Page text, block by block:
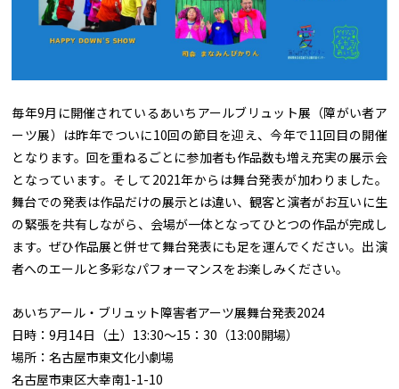
毎年9月に開催されているあいちアールブリュット展（障がい者ア
ーツ展）は昨年でついに10回の節目を迎え、今年で11回目の開催
となります。回を重ねるごとに参加者も作品数も増え充実の展示会
となっています。そして2021年からは舞台発表が加わりました。
舞台での発表は作品だけの展示とは違い、観客と演者がお互いに生
の緊張を共有しながら、会場が一体となってひとつの作品が完成し
ます。ぜひ作品展と併せて舞台発表にも足を運んでください。出演
者へのエールと多彩なパフォーマンスをお楽しみください。
あいちアール・ブリュット障害者アーツ展舞台発表2024
日時：9月14日（土）13:30～15：30（13:00開場）
場所：名古屋市東文化小劇場
名古屋市東区大幸南1-1-10